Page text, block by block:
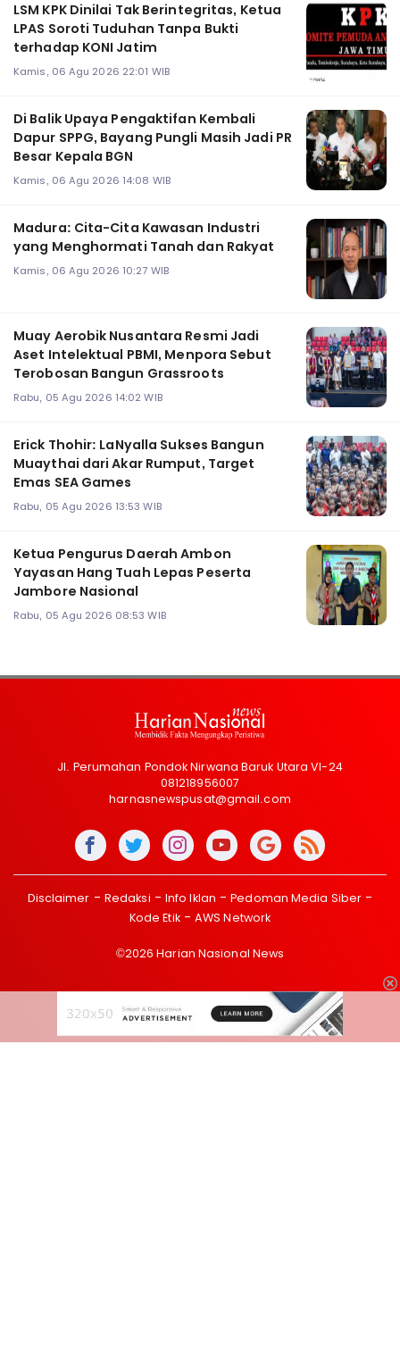
LSM KPK Dinilai Tak Berintegritas, Ketua
LPAS Soroti Tuduhan Tanpa Bukti
terhadap KONI Jatim
Kamis, 06 Agu 2026 22:01 WIB
Di Balik Upaya Pengaktifan Kembali
Dapur SPPG, Bayang Pungli Masih Jadi PR
Besar Kepala BGN
Kamis, 06 Agu 2026 14:08 WIB
Madura: Cita-Cita Kawasan Industri
yang Menghormati Tanah dan Rakyat
Kamis, 06 Agu 2026 10:27 WIB
Muay Aerobik Nusantara Resmi Jadi
Aset Intelektual PBMI, Menpora Sebut
Terobosan Bangun Grassroots
Rabu, 05 Agu 2026 14:02 WIB
Erick Thohir: LaNyalla Sukses Bangun
Muaythai dari Akar Rumput, Target
Emas SEA Games
Rabu, 05 Agu 2026 13:53 WIB
Ketua Pengurus Daerah Ambon
Yayasan Hang Tuah Lepas Peserta
Jambore Nasional
Rabu, 05 Agu 2026 08:53 WIB
Jl. Perumahan Pondok Nirwana Baruk Utara VI-24
081218956007
harnasnewspusat@gmail.com
Disclaimer Redaksi Info Iklan
Pedoman Media Siber
Kode Etik
AWS Network
©2026 Harian Nasional News